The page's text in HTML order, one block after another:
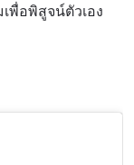
พื่อพิสูจน์ตัวเอง